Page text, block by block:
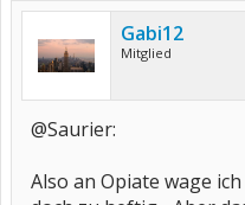
Gabi12
Mitglied
@Saurier:
Also an Opiate wage